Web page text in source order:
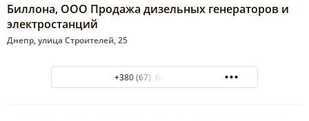
Биллона, ООО Продажа дизельных генераторов и
электростанций
Днепр, улица Строителей, 25
+380 (67) 643-22-44